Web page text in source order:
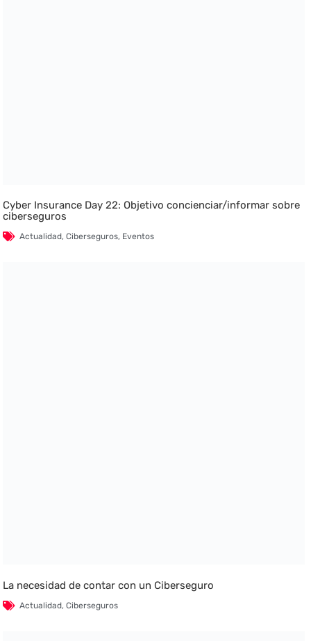
Cyber Insurance Day 22: Objetivo concienciar/informar sobre
ciberseguros
Actualidad,Ciberseguros, Eventos
La necesidad de contar con un Ciberseguro
Actualidad,Ciberseguros